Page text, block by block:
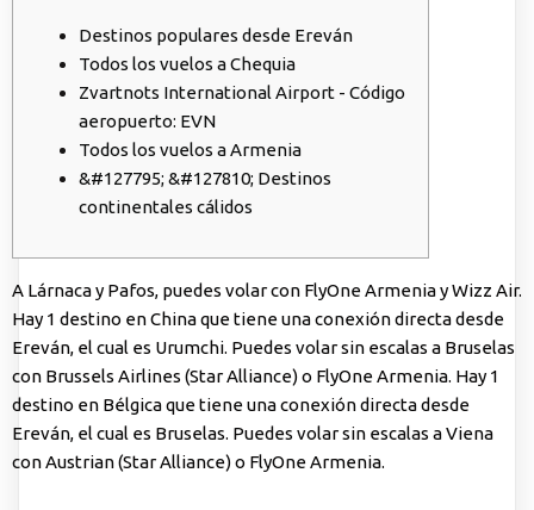
Destinos populares desde Ereván
Todos los vuelos a Chequia
Zvartnots International Airport - Código
aeropuerto: EVN
Todos los vuelos a Armenia
&#127795; &#127810; Destinos
continentales cálidos
A Lárnaca y Pafos, puedes volar con FlyOne Armenia y Wizz Air.
Hay 1 destino en China que tiene una conexión directa desde
Ereván, el cual es Urumchi. Puedes volar sin escalas a Bruselas
con Brussels Airlines (Star Alliance) o FlyOne Armenia. Hay 1
destino en Bélgica que tiene una conexión directa desde
Ereván, el cual es Bruselas. Puedes volar sin escalas a Viena
con Austrian (Star Alliance) o FlyOne Armenia.